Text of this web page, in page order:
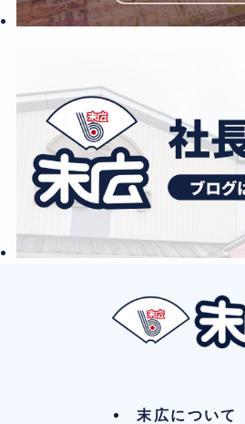
末広について